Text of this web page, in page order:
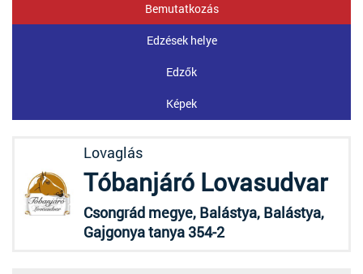
Bemutatkozás
Edzések helye
Edzők
Képek
Lovaglás
Tóbanjáró Lovasudvar
Csongrád megye, Balástya, Balástya,
Gajgonya tanya 354-2